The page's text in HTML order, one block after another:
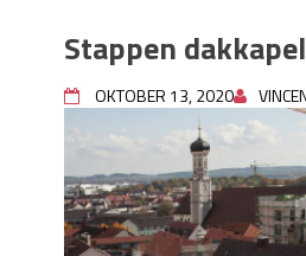
Je huis koelen: alles behalve
Hoe draagt je inrichting bij
merkimago?
Houtpellets als duurzame
verwarmingsoptie
Wanneer moet je een
inschakelen bij rioolproblemen?
Stappen
OKTOBER 13, 2020